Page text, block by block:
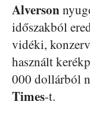
Alverson
időszakból
vidéki,
használt
000 dollárból
Times-t.